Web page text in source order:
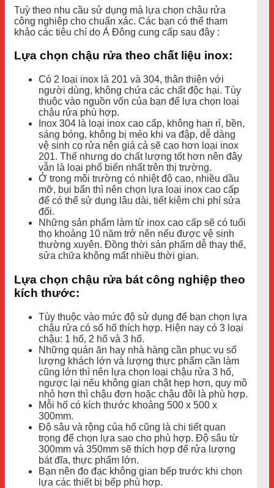
Tuỳ theo nhu cầu sử dụng mà lựa chọn chậu rửa
công nghiêp cho chuẩn xác. Các bạn có thể tham
khảo các tiêu chí do Á Đông cung cấp sau đây :
Lựa chọn chậu rửa theo chất liệu inox:
Có 2 loại inox là 201 và 304, thân thiện với
người dùng, không chứa các chất độc hại. Tùy
thuộc vào nguồn vốn của bạn để lựa chọn loại
chậu rửa phù hợp.
Inox 304 là loại inox cao cấp, không han rỉ, bền,
sáng bóng, không bị méo khi va đập, dễ dàng
vệ sinh cọ rửa nên giá cả sẽ cao hơn loại inox
201. Thế nhưng do chất lượng tốt hơn nên đây
vẫn là loại phổ biến nhất trên thị trường.
Ở trong môi trường có nhiệt độ cao, nhiều dầu
mỡ, bụi bẩn thì nên chọn lựa loại inox cao cấp
để có thể sử dụng lâu dài, tiết kiệm chi phí sửa
đổi.
Những sản phẩm làm từ inox cao cấp sẽ có tuổi
thọ khoảng 10 năm trở nên nếu được vệ sinh
thường xuyên. Đồng thời sản phẩm dễ thay thế,
sửa chữa không mất nhiều thời gian.
Lựa chọn chậu rửa bát công nghiệp theo
kích thước:
Tùy thuộc vào mức độ sử dụng để bạn chọn lựa
chậu rửa có số hố thích hợp. Hiện nay có 3 loại
chậu: 1 hố, 2 hố và 3 hố.
Những quán ăn hay nhà hàng cần phục vụ số
lượng khách lớn và lượng thực phẩm cần làm
cũng lớn thì nên lựa chọn loại chậu rửa 3 hố,
ngược lại nếu không gian chật hẹp hơn, quy mô
nhỏ hơn thì chậu đơn hoặc chậu đôi là phù hợp.
Mỗi hố có kích thước khoảng 500 x 500 x
300mm.
Độ sâu và rộng của hố cũng là chi tiết quan
trọng để chọn lựa sao cho phù hợp. Độ sâu từ
300mm và 350mm sẽ thích hợp để rửa lượng
bát đĩa, thực phẩm lớn.
Bạn nên đo đạc không gian bếp trước khi chọn
lựa các thiết bị bếp phù hợp.